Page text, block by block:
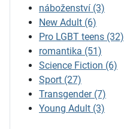
náboženství (3)
New Adult (6)
Pro LGBT teens (32)
romantika (51)
Science Fiction (6)
Sport (27)
Transgender (7)
Young Adult (3)